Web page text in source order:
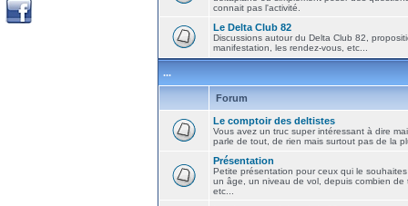
connait pas l'activité.
Le Delta Club 82
Discussions autour du Delta Club 82,
manifestation, les rendez-vous, etc...
...
Forum
Le comptoir des deltistes
Vous avez un truc super intéressant à dire
parle de tout, de rien mais surtout pas de la
Présentation
Petite présentation pour ceux qui le
un âge, un niveau de vol, depuis combien de
etc...